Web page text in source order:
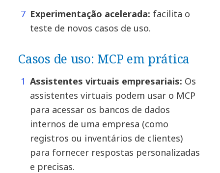
Experimentação acelerada: facilita o
teste de novos casos de uso.
Casos de uso: MCP em prática
Assistentes virtuais empresariais: Os
assistentes virtuais podem usar o MCP
para acessar os bancos de dados
internos de uma empresa (como
registros ou inventários de clientes)
para fornecer respostas personalizadas
e precisas.